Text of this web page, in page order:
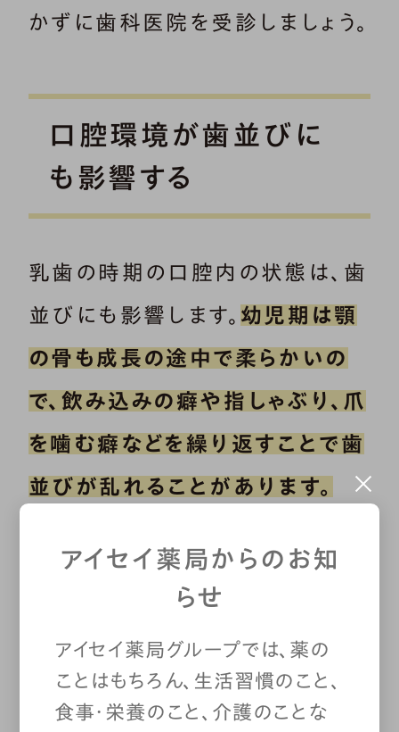
かずに歯科医院を受診しましょう。
口腔環境が歯並びに
も影響する
乳歯の時期の口腔内の状態は、歯
並びにも影響します。 幼児期は顎
の骨も成長の途中で柔らかいの
で、飲み込みの癖や指しゃぶり、爪
を噛む癖などを繰り返すことで歯
並びが乱れることがあります。
顎の骨の成長については、「硬い
ものを噛むことで顎が大きくな
る」といわれることがありますが、
それだけで劇的な効果があるわ
アイセイ薬局からのお知
らせ
アイセイ薬局グループでは、薬の
ことはもちろん、生活習慣のこと、
食事・栄養のこと、介護のことな